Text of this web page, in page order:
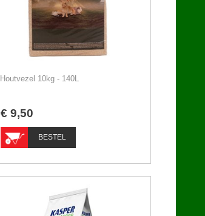
Houtvezel 10kg - 140L
€ 9,50
BESTEL